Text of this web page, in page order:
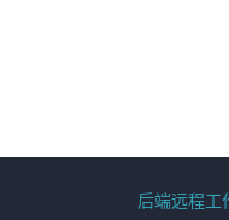
后端远程工